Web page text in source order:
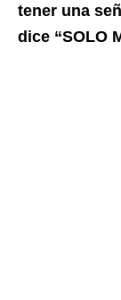
tener una
dice “SOLO